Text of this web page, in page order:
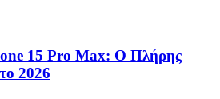
15 Pro Max: Ο Πλήρης
2026